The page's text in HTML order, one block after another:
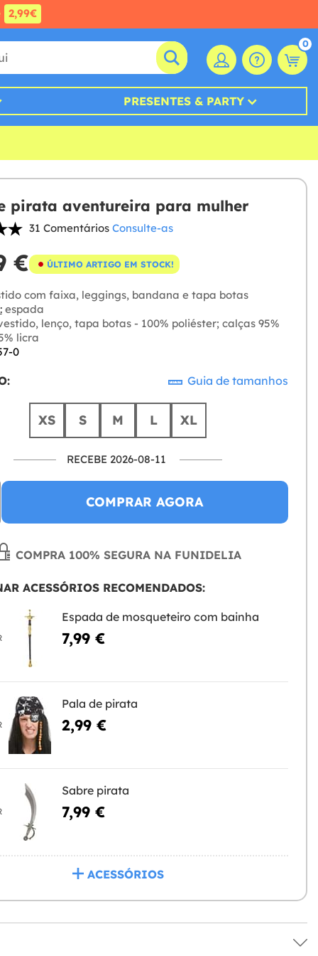
2,99€
0
PRESENTES & PARTY
pirata aventureira para mulher
31 Comentários Consulte-as
€ ÚLTIMO ARTIGO EM STOCK!
com faixa, leggings, bandana e tapa botas
espada
lenço, tapa botas - 100% poliéster; calças 95%
licra
0
Guia de tamanhos
XS S M L XL
RECEBE 2026-08-11
COMPRAR AGORA
COMPRA 100% SEGURA NA FUNIDELIA
ACESSÓRIOS RECOMENDADOS:
Espada de mosqueteiro com bainha
7,99 €
Pala de pirata
2,99 €
Sabre pirata
7,99 €
ACESSÓRIOS